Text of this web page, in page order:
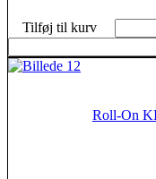
Tilføj til kurv
Roll-On